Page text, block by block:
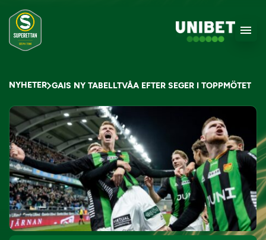
NYHETER GAIS NY TABELLTVÅA EFTER SEGER I TOPPMÖTET